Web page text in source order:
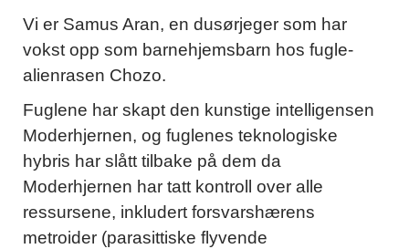
Vi er Samus Aran, en dusørjeger som har
vokst opp som barnehjemsbarn hos fugle-
alienrasen Chozo.
Fuglene har skapt den kunstige intelligensen
Moderhjernen, og fuglenes teknologiske
hybris har slått tilbake på dem da
Moderhjernen har tatt kontroll over alle
ressursene, inkludert forsvarshærens
metroider (parasittiske flyvende